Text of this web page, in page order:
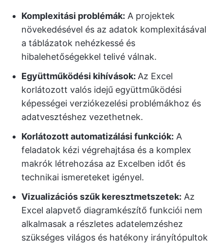
Komplexitási problémák: A projektek
növekedésével és az adatok komplexitásával
a táblázatok nehézkessé és
hibalehetőségekkel telivé válnak.
Együttműködési kihívások: Az Excel
korlátozott valós idejű együttműködési
képességei verziókezelési problémákhoz és
adatvesztéshez vezethetnek.
Korlátozott automatizálási funkciók: A
feladatok kézi végrehajtása és a komplex
makrók létrehozása az Excelben időt és
technikai ismereteket igényel.
Vizualizációs szűk keresztmetszetek: Az
Excel alapvető diagramkészítő funkciói nem
alkalmasak a részletes adatelemzéshez
szükséges világos és hatékony irányítópultok